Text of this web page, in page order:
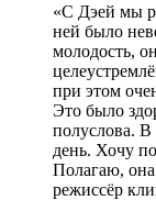
«С Дэей мы
ней было
молодость,
при этом
Это было
полуслова. В
день. Хочу
Полагаю,
режиссёр